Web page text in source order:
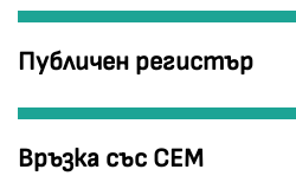
Публичен регистър
Връзка със СЕМ